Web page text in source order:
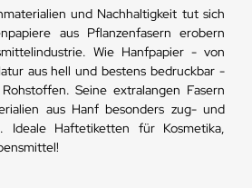
und Nachhaltigkeit tut sich
aus Pflanzenfasern erobern
Wie Hanfpapier - von
aus hell und bestens bedruckbar -
Seine extralangen Fasern
aus Hanf besonders zug- und
Haftetiketten für Kosmetika,